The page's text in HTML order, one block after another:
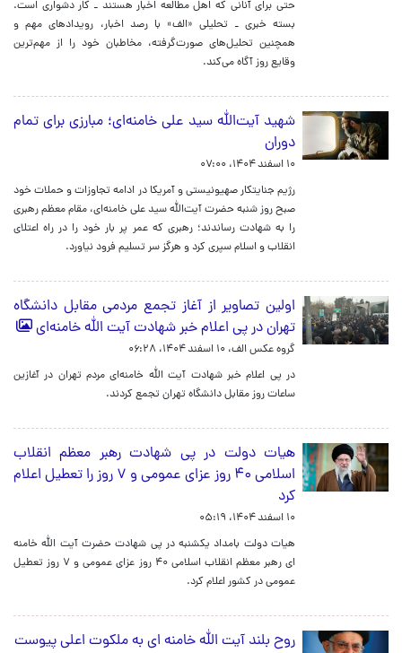
حتی برای آنانی که اهل مطالعه اخبار هستند‌ ـ کار دشواری است.
بسته خبری ـ تحلیلی «الف» با رصد اخبار، رویدادهای مهم و
همچنین تحلیل‌های صورت‌گرفته، مخاطبان خود را از مهم‌ترین
وقایع روز آگاه می‌کند.
شهید آیت‌الله سید علی خامنه‌ای؛ مبارزی برای تمام
دوران
۱۰ اسفند ۱۴۰۴، ۰۷:۰۰
رژیم جنایتکار صهیونیستی و آمریکا در ادامه تجاوزات و حملات خود
صبح روز شنبه حضرت آیت‌الله سید علی خامنه‌ای، مقام معظم رهبری
را به شهادت رساندند؛ رهبری که عمر پر بار خود را در راه اعتلای
انقلاب و اسلام سپری کرد و هرگز سر تسلیم فرود نیاورد.
اولین تصاویر از آغاز تجمع مردمی مقابل دانشگاه
تهران در پی اعلام خبر شهادت آیت الله خامنه‌ای
گروه عکس الف، ۱۰ اسفند ۱۴۰۴، ۰۶:۲۸
در پی اعلام خبر شهادت آیت الله خامنه‌ای مردم تهران در آغازین
ساعات روز مقابل دانشگاه تهران تجمع کردند.
هیات دولت در پی شهادت رهبر معظم انقلاب
اسلامی ۴۰ روز عزای عمومی و ۷ روز را تعطیل اعلام
کرد
۱۰ اسفند ۱۴۰۴، ۰۵:۱۹
هیات دولت بامداد یکشنبه در پی شهادت حضرت آیت الله خامنه
ای رهبر معظم انقلاب اسلامی ۴۰ روز عزای عمومی و ۷ روز تعطیل
عمومی در کشور اعلام کرد.
روح بلند آیت الله خامنه ای به ملکوت اعلی پیوست